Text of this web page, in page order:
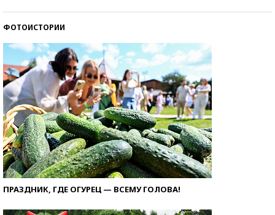
ФОТОИСТОРИИ
ПРАЗДНИК, ГДЕ ОГУРЕЦ — ВСЕМУ ГОЛОВА!